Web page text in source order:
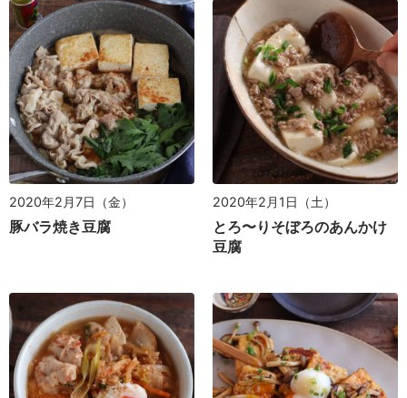
2020年2月7日（金）
豚バラ焼き豆腐
2020年2月1日（土）
とろ〜りそぼろのあんかけ
豆腐